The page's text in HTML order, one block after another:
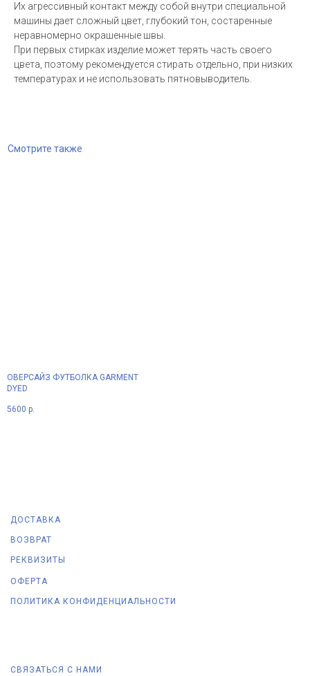
Их агрессивный контакт между собой внутри специальной
машины дает сложный цвет, глубокий тон, состаренные
неравномерно окрашенные швы.
При первых стирках изделие может терять часть своего
цвета, поэтому рекомендуется стирать отдельно, при низких
температурах и не использовать пятновыводитель.
Смотрите также
ОВЕРСАЙЗ ФУТБОЛКА GARMENT
DYED
5600 р.
ДОСТАВКА
РЕКВИЗИТЫ
ОФЕРТА
СВЯЗАТЬСЯ С НАМИ
ПОЛИТИКА КОНФИДЕНЦИАЛЬНОСТИ
ВОЗВРАТ